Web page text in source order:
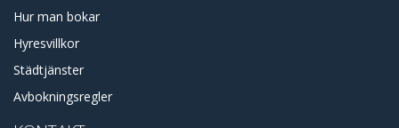
Hur man bokar
Hyresvillkor
Städtjänster
Avbokningsregler